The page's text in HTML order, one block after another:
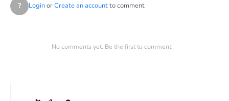
? LoginorCreate an accountto comment
No comments yet. Be the first to comment!